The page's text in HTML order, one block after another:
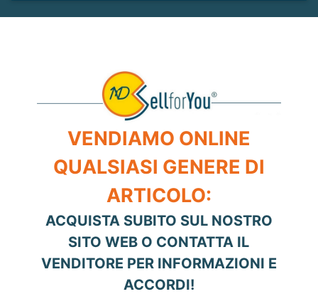
VENDIAMO ONLINE
QUALSIASI GENERE DI
ARTICOLO:
ACQUISTA SUBITO SUL NOSTRO
SITO WEB O CONTATTA IL
VENDITORE PER INFORMAZIONI E
ACCORDI!